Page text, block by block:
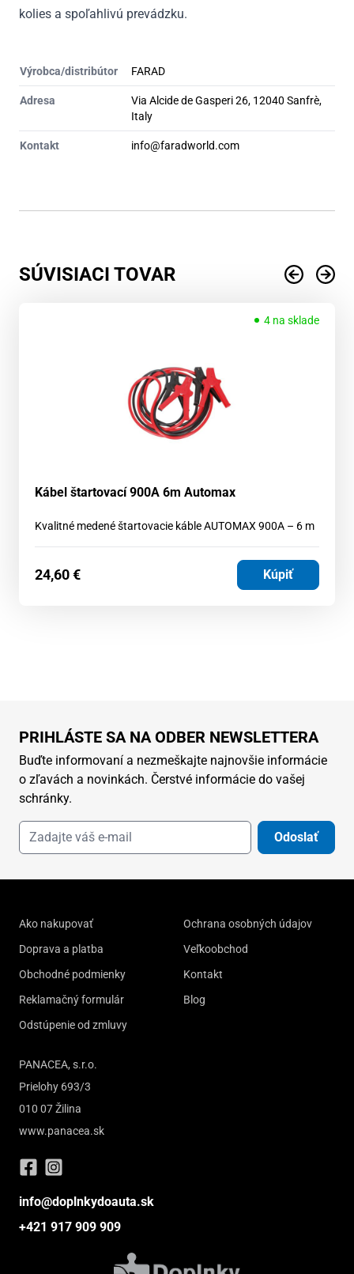
kolies a spoľahlivú prevádzku.
Výrobca/distribútor FARAD
Adresa
Via Alcide de Gasperi 26, 12040 Sanfrè,
Italy
Kontakt info@faradworld.com
SÚVISIACI TOVAR
4 na sklade
Kábel štartovací 900A 6m Automax
Kvalitné medené štartovacie káble AUTOMAX 900A – 6 m
24,60€ Kúpiť
PRIHLÁSTE SA NA ODBER NEWSLETTERA
Buďte informovaní a nezmeškajte najnovšie informácie
o zľavách a novinkách. Čerstvé informácie do vašej
schránky.
Odoslať
Ako nakupovať
Doprava a platba
Obchodné podmienky
Reklamačný formulár
Odstúpenie od zmluvy
Ochrana osobných údajov
Veľkoobchod
Kontakt
Blog
PANACEA, s.r.o.
Prielohy 693/3
010 07 Žilina
www.panacea.sk
info@doplnkydoauta.sk
+421 917 909 909